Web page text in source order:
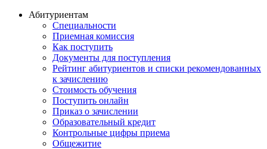
Абитуриентам
Специальности
Приемная комиссия
Как поступить
Документы для поступления
Рейтинг абитуриентов и списки рекомендованных
к зачислению
Стоимость обучения
Поступить онлайн
Приказ о зачислении
Образовательный кредит
Контрольные цифры приема
Общежитие